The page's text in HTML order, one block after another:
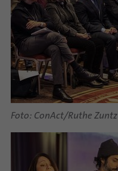
Foto: ConAct/Ruthe Zuntz